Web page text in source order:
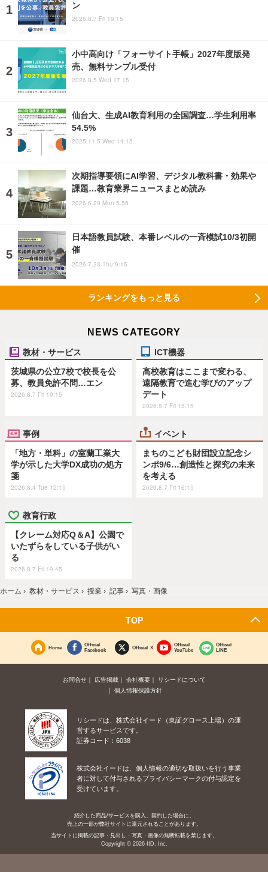
ン
2026.8.7 Fri 19:15
小中高向け「フォーサイト手帳」2027年度版発
売、無料サンプル受付
2026.8.5 Wed 17:15
仙台大、生成AI教育利用の全国調査…学生利用率
54.5%
2025.11.5 Wed 14:15
次期指導要領にAI学習、デジタル教科書・効果や
課題…教育業界ニュースまとめ読み
2026.6.29 Mon 5:55
日本語教員試験、本番レベルの一斉模試10/3初開
催
2026.7.23 Thu 9:15
ランキングをもっと見る
NEWS CATEGORY
教材・サービス
茨城県の公立7校で校長を公
募、教員免許不問…エン
2026.8.7 Fri 19:15
ICT機器
高校教育はここまで変わる、
遠隔教育で進む学びのアップ
デート
2026.8.7 Fri 15:15
事例
「地方・単科」の室蘭工業大
学が示した大学DX成功の処方
箋
2026.8.4 Tue 12:15
イベント
まちのこども財団設立記念シ
ンポ9/6…創造性と探究の未来
を考える
2026.8.7 Fri 16:15
教育行政
【クレーム対応Q＆A】公園で
いたずらをしている子供がい
る
2026.8.7 Fri 19:45
ホーム › 教材・サービス › 授業 › 記事 › 写真・画像
TOP
Home
Official
Facebook
Official X
Official
YouTube
Official
LINE
お問合せ 広告掲載 会社概要
リシードについて
個人情報保護方針
リシードは、株式会社イード（東証グロース上場）の運
営するサービスです。
証券コード：6038
株式会社イードは、個人情報の適切な取扱いを行う事業
者に対して付与されるプライバシーマークの付与認定を
受けています。
紹介した商品/サービスを購入、契約した場合に、
売上の一部が弊社サイトに還元されることがあります。
当サイトに掲載の記事・見出し・写真・画像の無断転載を禁じます。
Copyright © 2026 IID, Inc.